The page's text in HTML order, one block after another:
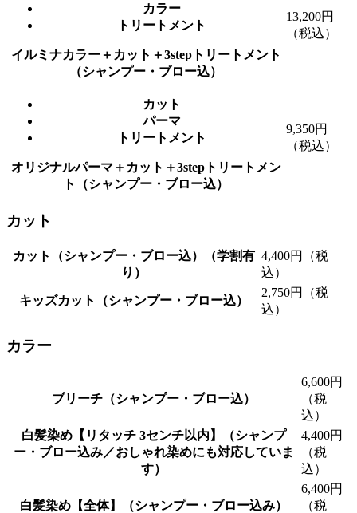
カラー
トリートメント
イルミナカラー＋カット＋3stepトリートメント
（シャンプー・ブロー込）
13,200円
（税込）
カット
パーマ
トリートメント
オリジナルパーマ＋カット＋3stepトリートメン
ト（シャンプー・ブロー込）
9,350円
（税込）
カット
カット（シャンプー・ブロー込）（学割有
り）
4,400円（税
込）
キッズカット（シャンプー・ブロー込）
2,750円（税
込）
カラー
ブリーチ（シャンプー・ブロー込）
6,600円
（税
込）
白髪染め【リタッチ 3センチ以内】（シャンプ
ー・ブロー込み／おしゃれ染めにも対応していま
す）
4,400円
（税
込）
白髪染め【全体】（シャンプー・ブロー込み）
6,400円
（税